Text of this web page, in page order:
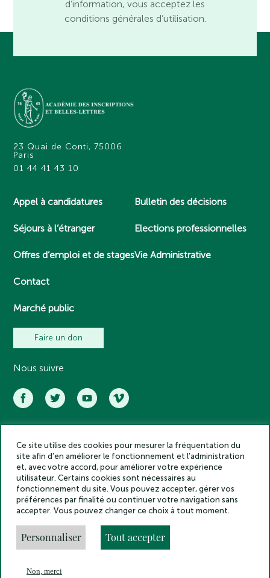
d’information, vous acceptez les
conditions générales d’utilisation.
23 Quai de Conti, 75006
Paris
01 44 41 43 10
Appel à candidatures
Séjours à l’étranger
Offres d’emploi et de stages
Contact
Marché public
Bulletin des décisions
Elections professionnelles
Vie Administrative
Faire un don
Nous suivre
Académie des inscriptions et belles lettres – Tous droits réservés
2025
Politique de confidentialité
Mentions légales
Crédits
Gestion des cookies
Made by
Ce site utilise des cookies pour mesurer la fréquentation du
site afin d’en améliorer le fonctionnement et l’administration
et, avec votre accord, pour améliorer votre expérience
utilisateur. Certains cookies sont nécessaires au
fonctionnement du site. Vous pouvez accepter, gérer vos
préférences par finalité ou continuer votre navigation sans
accepter. Vous pouvez changer ce choix à tout moment.
Personnaliser Tout accepter
Non, merci